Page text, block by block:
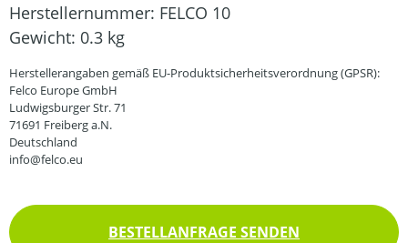
Herstellernummer: FELCO 10
Gewicht: 0.3 kg
Herstellerangaben gemäß EU-Produktsicherheitsverordnung (GPSR):
Felco Europe GmbH
Ludwigsburger Str. 71
71691 Freiberg a.N.
Deutschland
info@felco.eu
BESTELLANFRAGE SENDEN